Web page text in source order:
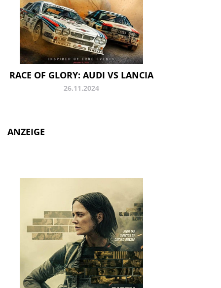
RACE OF GLORY: AUDI VS LANCIA
26.11.2024
ANZEIGE